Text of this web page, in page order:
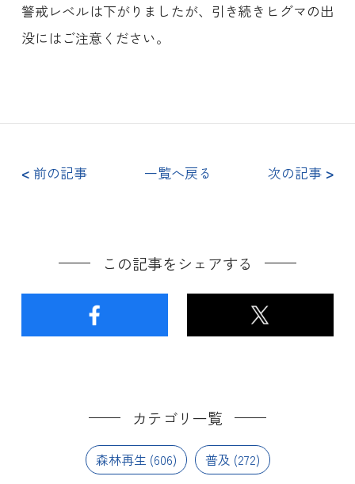
警戒レベルは下がりましたが、引き続きヒグマの出
没にはご注意ください。
< 前の記事 一覧へ戻る 次の記事 >
この記事をシェアする
カテゴリ一覧
森林再生 (606) 普及 (272)